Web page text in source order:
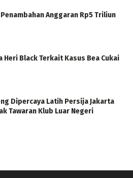
Penambahan Anggaran Rp5 Triliun
Heri Black Terkait Kasus Bea Cukai
Dipercaya Latih Persija Jakarta
Tawaran Klub Luar Negeri